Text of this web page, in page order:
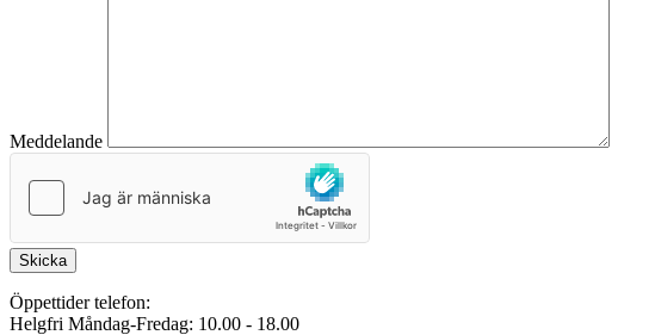
Meddelande
Skicka
Öppettider telefon:
Helgfri Måndag-Fredag: 10.00 - 18.00